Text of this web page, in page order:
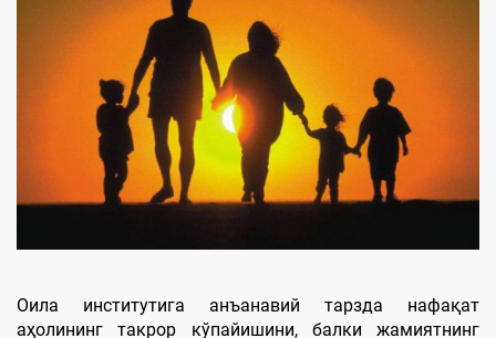
Оила институтига анъанавий тарзда нафақат
аҳолининг такрор кўпайишини, балки жамиятнинг